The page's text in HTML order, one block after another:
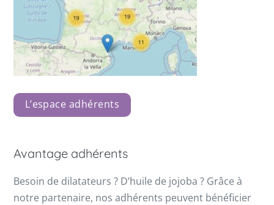
L’espace adhérents
Avantage adhérents
Besoin de dilatateurs ? D’huile de jojoba ? Grâce à
notre partenaire, nos adhérents peuvent bénéficier